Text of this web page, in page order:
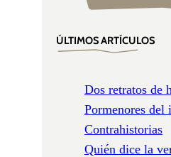
ÚLTIMOS ARTÍCULOS
Dos retratos de
Pormenores del
Contrahistorias
Quién dice la